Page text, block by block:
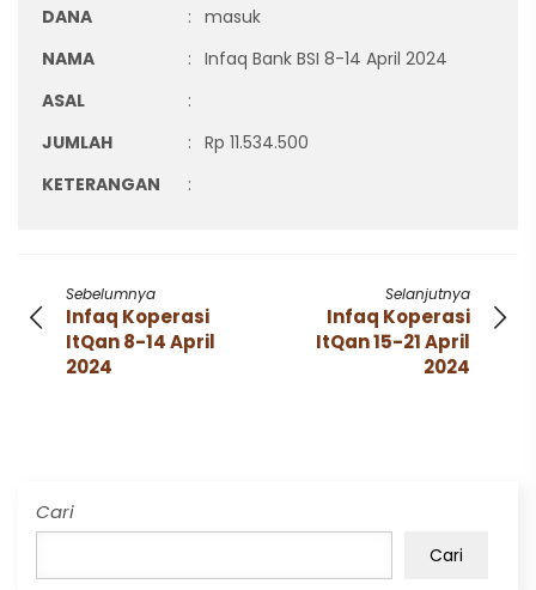
DANA
: masuk
NAMA
: Infaq Bank BSI 8-14 April 2024
ASAL
:
JUMLAH
: Rp 11.534.500
KETERANGAN
:
Sebelumnya
Infaq Koperasi
ItQan 8-14 April
2024
Selanjutnya
Infaq Koperasi
ItQan 15-21 April
2024
Cari
Cari